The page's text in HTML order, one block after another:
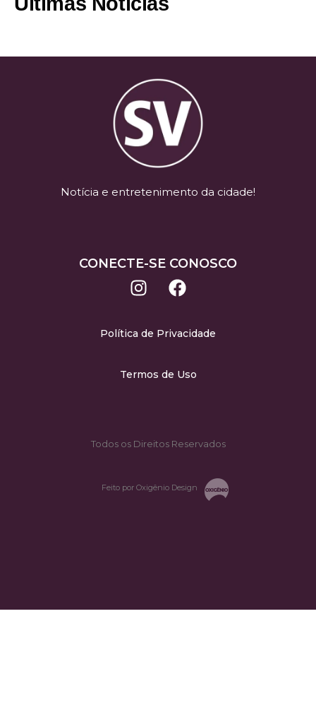
Notícia e entretenimento da cidade!
CONECTE-SE CONOSCO
Política de Privacidade
Termos de Uso
Todos os Direitos Reservados
Feito por Oxigênio Design